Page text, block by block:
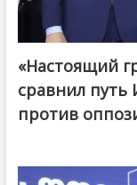
@ქართული ოცნება
«Настоящий
сравнил
против